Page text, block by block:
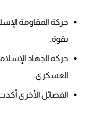
حركة المقاومة
بقوة.
حركة الجهاد
العسكري.
الفصائل الأخرى